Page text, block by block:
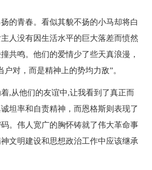
的青春。看似其貌不扬的小马却将白
人没有因生活水平的巨大落差而愤然
共鸣。他们的爱情少了些天真浪漫，
对，而是精神上的势均力敌”。
,从他们的友谊中,让我看到了真正而
坦率和自责精神，而恩格斯则表现了
。伟人宽广的胸怀铸就了伟大革命事
文明建设和思想政治工作中应该继承